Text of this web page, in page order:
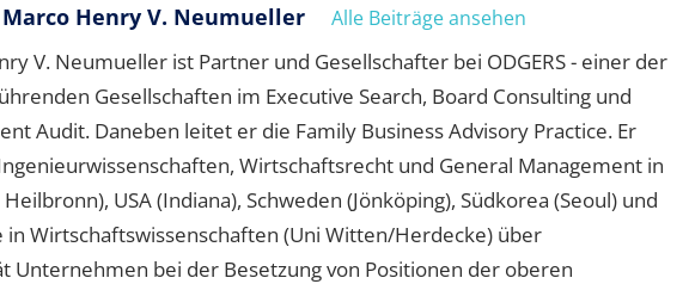
Marco Henry V. Neumueller Alle Beiträge ansehen
V. Neumueller ist Partner und Gesellschafter bei ODGERS - einer der
Gesellschaften im Executive Search, Board Consulting und
Audit. Daneben leitet er die Family Business Advisory Practice. Er
Wirtschaftsrecht und General Management in
USA (Indiana), Schweden (Jönköping), Südkorea (Seoul) und
in Wirtschaftswissenschaften (Uni Witten/Herdecke) über
Unternehmen bei der Besetzung von Positionen der oberen